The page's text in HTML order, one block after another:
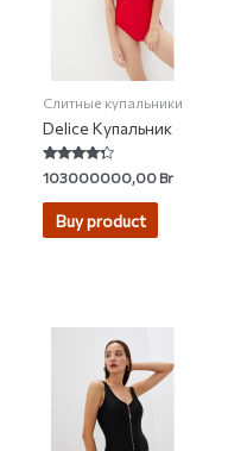
Слитные купальники
Delice Купальник
Rated
4.11
out of 5
103000000,00Br
Buy product